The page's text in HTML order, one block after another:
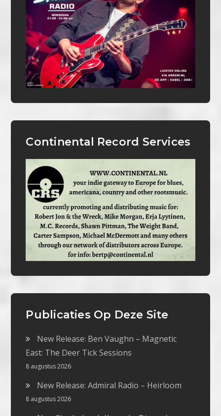
Continental Record Services
Publicaties Op Deze Site
New Release: Ben Vaughn – Magnetic
East: The Deer Tick Sessions
8 augustus 2026
New Release: Admiral Radio – Heirloom
8 augustus 2026